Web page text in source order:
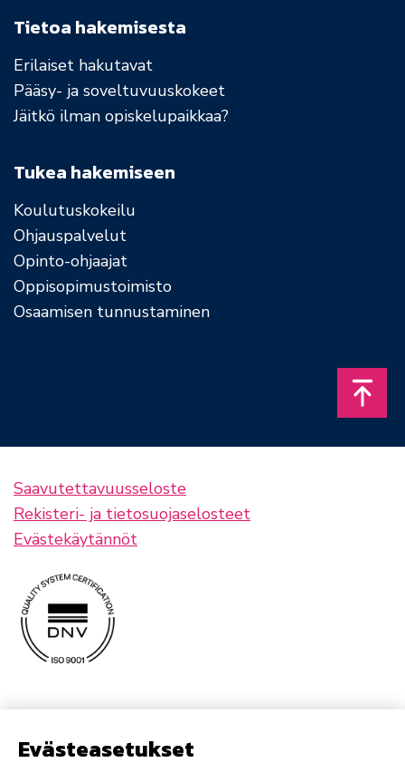
Tietoa hakemisesta
Erilaiset hakutavat
Pääsy- ja soveltuvuuskokeet
Jäitkö ilman opiskelupaikkaa?
Tukea hakemiseen
Koulutuskokeilu
Ohjauspalvelut
Opinto-ohjaajat
Oppisopimustoimisto
Osaamisen tunnustaminen
Saavutettavuusseloste
Rekisteri- ja tietosuojaselosteet
Evästekäytännöt
Evästeasetukset